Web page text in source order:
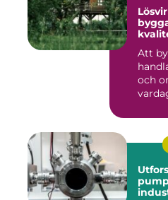
Att
och